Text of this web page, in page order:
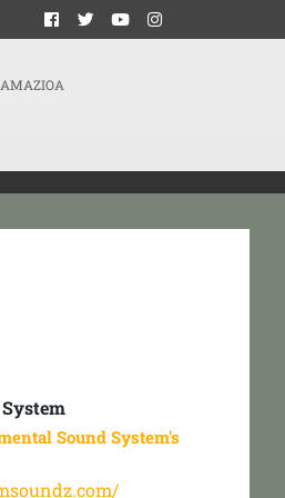
Sound System's